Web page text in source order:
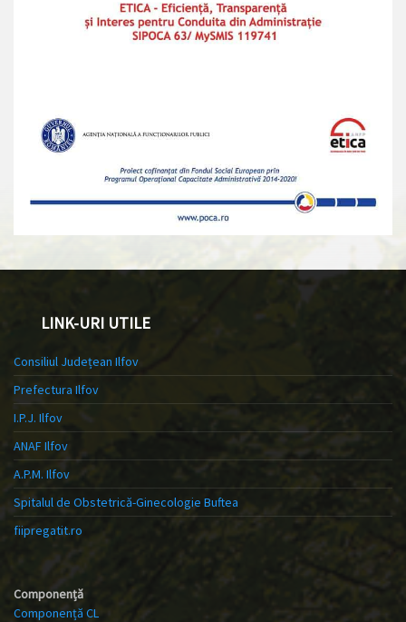
LINK-URI UTILE
Consiliul Județean Ilfov
Prefectura Ilfov
I.P.J. Ilfov
ANAF Ilfov
A.P.M. Ilfov
Spitalul de Obstetrică-Ginecologie Buftea
fiipregatit.ro
Componență
Componență CL